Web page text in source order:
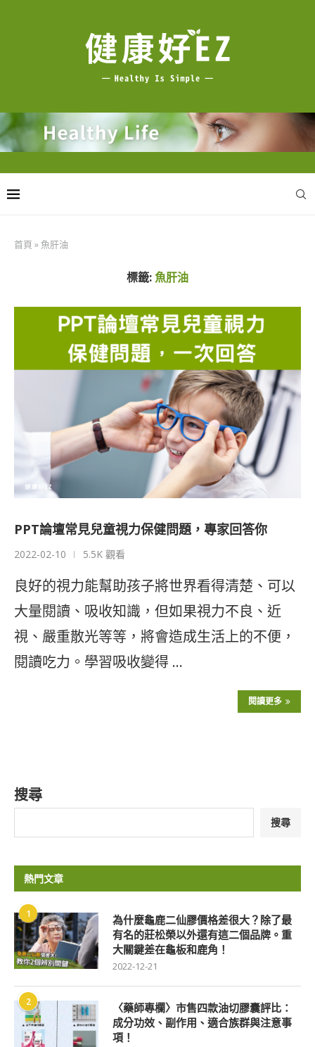
首頁 » 魚肝油
標籤:魚肝油
PPT論壇常見兒童視力保健問題，專家回答你
2022-02-10 5.5K 觀看
良好的視力能幫助孩子將世界看得清楚、可以
大量閱讀、吸收知識，但如果視力不良、近
視、嚴重散光等等，將會造成生活上的不便，
閱讀吃力。學習吸收變得 …
閱讀更多
搜尋
搜尋
熱門文章
1
為什麼龜鹿二仙膠價格差很大？除了最
有名的莊松榮以外還有這二個品牌。重
大關鍵差在龜板和鹿角！
2022-12-21
2
〈藥師專欄〉市售四款油切膠囊評比：
成分功效、副作用、適合族群與注意事
項！